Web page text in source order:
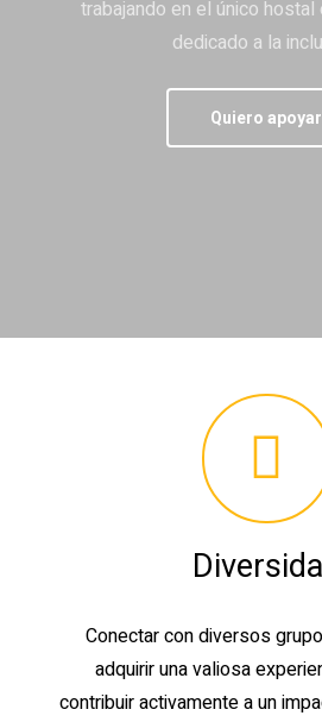
Conectar con diversos
adquirir una valiosa
contribuir activamente a un
trabajando en el único hostal
dedicado a la
Quiero apoyar